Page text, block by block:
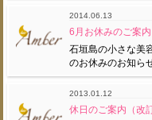
2014.06.13
6月お休みのご案内
石垣島の小さな美
のお休みのお知ら
2013.01.12
休日のご案内（改